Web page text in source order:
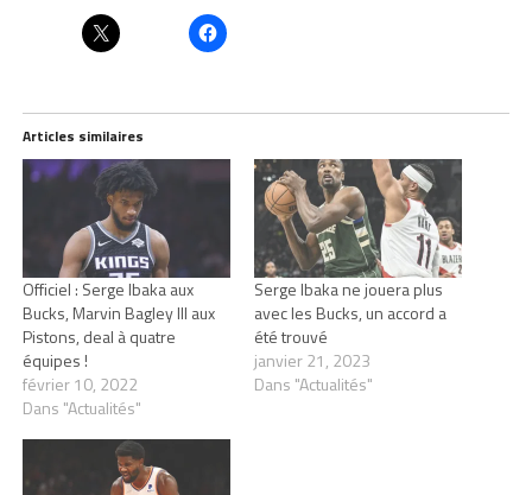
Articles similaires
Officiel : Serge Ibaka aux
Bucks, Marvin Bagley III aux
Pistons, deal à quatre
équipes !
février 10, 2022
Dans "Actualités"
Serge Ibaka ne jouera plus
avec les Bucks, un accord a
été trouvé
janvier 21, 2023
Dans "Actualités"